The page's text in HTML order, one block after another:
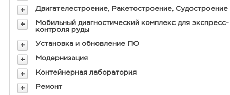
Двигателестроение, Ракетостроение, Судостроение
Мобильный диагностический комплекс для экспресс-
контроля руды
Установка и обновление ПО
Модернизация
Контейнерная лаборатория
Ремонт